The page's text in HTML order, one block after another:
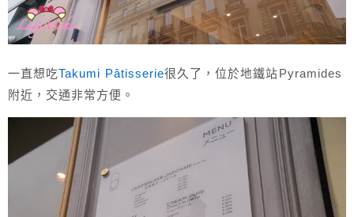
一直想吃Takumi Pâtisserie很久了，位於地鐵站Pyramides
附近，交通非常方便。